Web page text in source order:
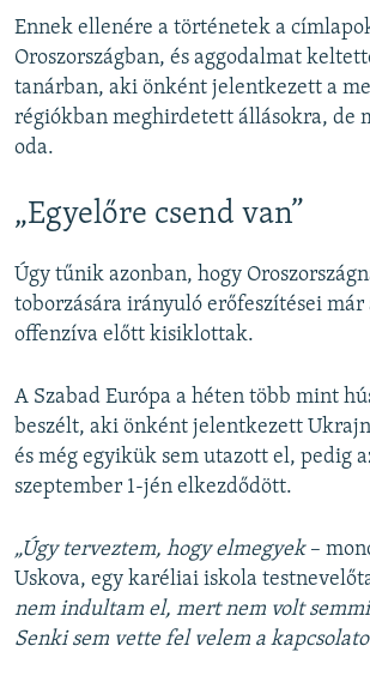
Ennek ellenére a történetek a
Oroszországban, és aggodalmat
tanárban, aki önként jelentkezett a
régiókban meghirdetett állásokra, de
oda.
„Egyelőre csend van”
Úgy tűnik azonban, hogy
toborzására irányuló erőfeszítései már
offenzíva előtt kisiklottak.
A Szabad Európa a héten több mint
beszélt, aki önként jelentkezett
és még egyikük sem utazott el, pedig
szeptember 1-jén elkezdődött.
„Úgy terveztem, hogy elmegyek–
Uskova, egy karéliai iskola
nem indultam el, mert nem volt
Senki sem vette fel velem a